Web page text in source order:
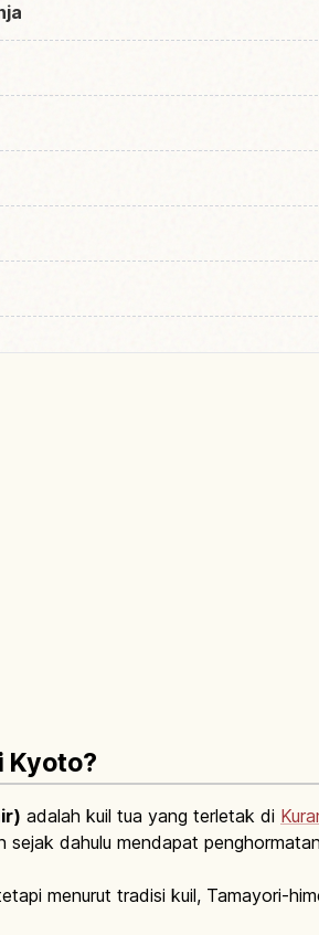
Kyoto?
adalah kuil tua yang terletak di
dahulu mendapat
menurut tradisi kuil, Tamayori-